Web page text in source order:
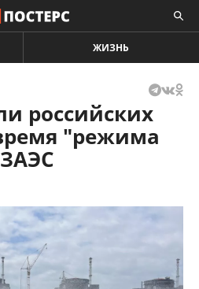
ЖИЗНЬ
российских
"режима